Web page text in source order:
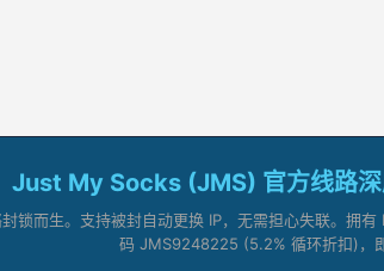
Just My Socks (JMS) 官方线路
锁而生。支持被封自动更换 IP，无需担心失联。拥
码 JMS9248225 (5.2% 循环折扣)，